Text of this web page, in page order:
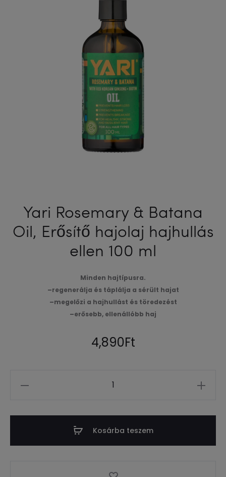
Yari Rosemary & Batana
Oil, Erősítő hajolaj hajhullás
ellen 100 ml
Minden hajtípusra.
–regenerálja és táplálja a sérült hajat
–megelőzi a hajhullást és töredezést
–erősebb, ellenállóbb haj
4,890Ft
Kosárba teszem